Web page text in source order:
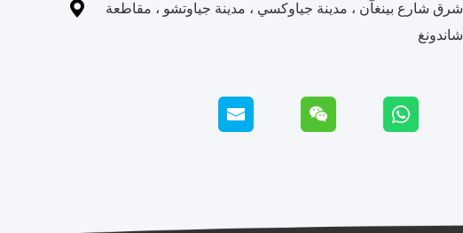

شرق شارع بينغآن ، مدينة جياوكسي ، مدينة جياوتشو ، مقاطعة
شاندونغ